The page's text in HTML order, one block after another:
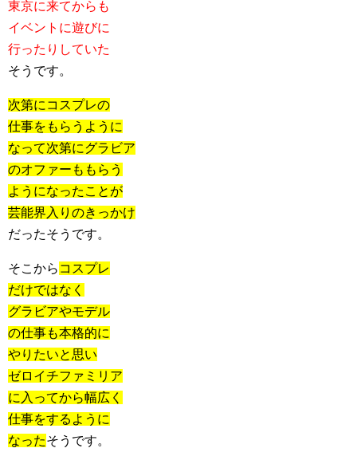
東京に来てからも
イベントに遊びに
行ったりしていた
そうです。
次第にコスプレの
仕事をもらうように
なって次第にグラビア
のオファーももらう
ようになったことが
芸能界入りのきっかけ
だったそうです。
そこから コスプレ
だけではなく
グラビアやモデル
の仕事も本格的に
やりたいと思い
ゼロイチファミリア
に入ってから幅広く
仕事をするように
なったそうです。